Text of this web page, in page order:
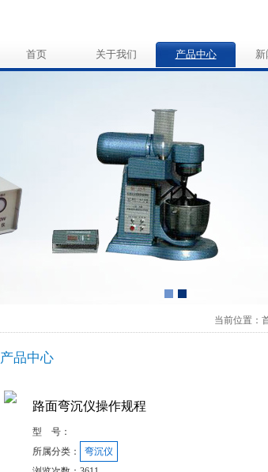
首页 关于我们 产品中心 新
当前位置：
产品中心
路面弯沉仪操作规程
型 号：
所属分类：
弯沉仪